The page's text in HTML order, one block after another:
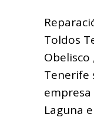
Toldos
Tenerife
Laguna